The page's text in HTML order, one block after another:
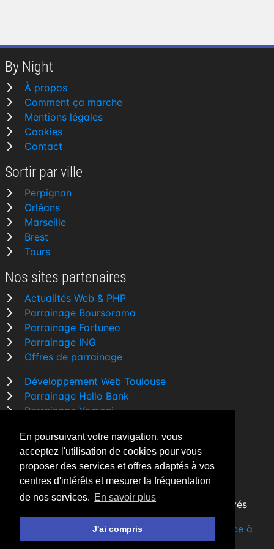
En poursuivant votre navigation, vous
acceptez l'utilisation de cookies pour vous
proposer des services et offres adaptés à vos
centres d'intérêts et mesurer la fréquentation
de nos services. En savoir plus
J'ai compris
By Night
À propos
Comment ça marche
Mentions légales
Cookies
Contact
Sortir par ville
Perpignan
Orléans
Marseille
Brest
Tours
Nos sites partenaires
Actualités Web & PHP
Parrainage Boursorama
Parrainage Fortuneo
Parrainage ING
Offres de parrainage
Développement Web Toulouse
Parrainage Hello Bank
Parrainage Yomoni
Comparatif banque
By Night v5.7.3| © 2026 - Tous droits réservés
par undéveloppeur Web Freelance à
Toulouse